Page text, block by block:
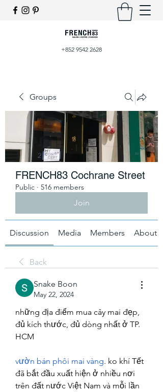
+852 9542 2628
Groups
FRENCH83 Cochrane Street
Public · 516 members
Join
Discussion Media Members About
Back
Snake Boon
May 22, 2024
những địa điểm mua cây mai đẹp,
đủ kích thước, đủ dòng nhất ở TP.
HCM
vườn bán phôi mai vàng. ko khí Tết
đã bắt đầu xuất hiện ở nhiều nơi
trên đất nước Việt Nam và mỗi lần